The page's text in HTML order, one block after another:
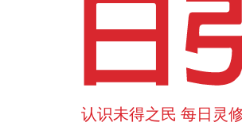
认识未得之民 每日灵